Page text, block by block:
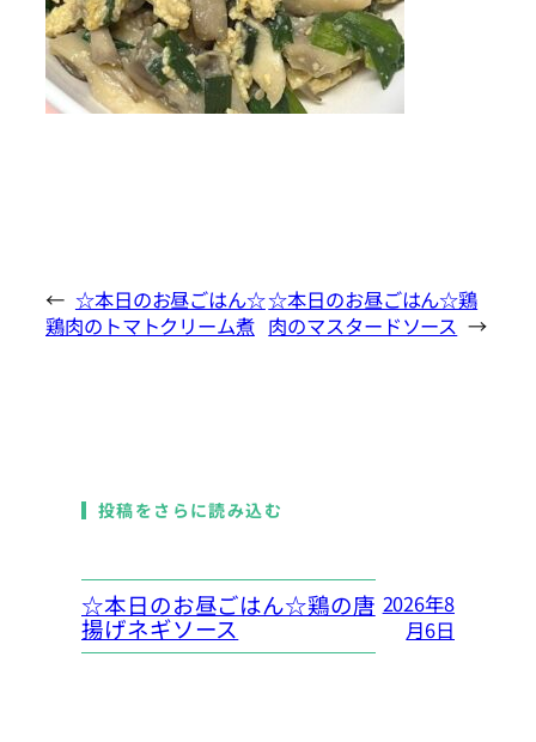
← ☆本日のお昼ごはん☆
鶏肉のトマトクリーム煮
☆本日のお昼ごはん☆鶏
肉のマスタードソース →
投稿をさらに読み込む
☆本日のお昼ごはん☆鶏の唐
揚げネギソース
2026年8
月6日